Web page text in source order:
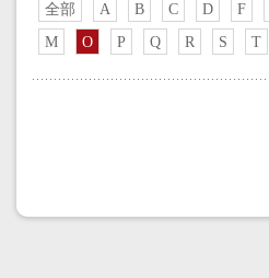
全部 A B C D F
M
O P Q R S T